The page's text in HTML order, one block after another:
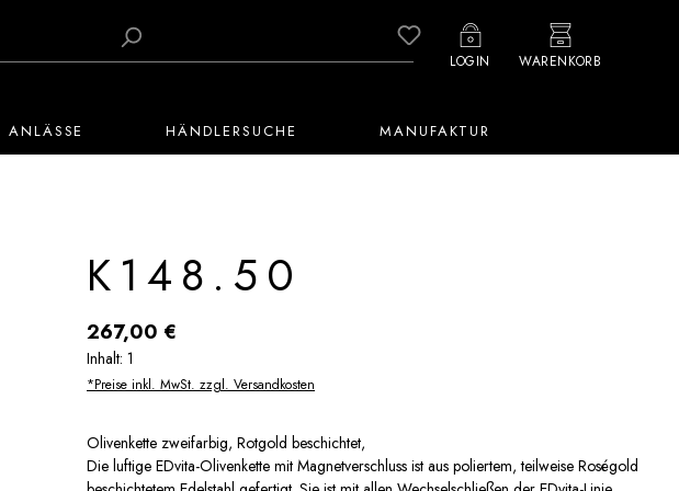
Du hast 0 Produkte auf dem
LOGIN WARENKORB
ANLÄSSE HÄNDLERSUCHE MANUFAKTUR
K148.50
Regulärer Preis:
267,00 €
Inhalt: 1
*Preise inkl. MwSt. zzgl. Versandkosten
Olivenkette zweifarbig, Rotgold beschichtet,
Die luftige EDvita-Olivenkette mit Magnetverschluss ist aus poliertem, teilweise Roségold